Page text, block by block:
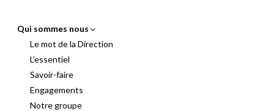
Qui sommes nous
Le mot de la Direction
L’essentiel
Savoir-faire
Engagements
Notre groupe